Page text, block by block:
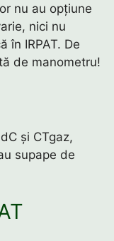
nu au opțiune
nici nu
în IRPAT. De
de manometru!
și CTgaz,
supape de